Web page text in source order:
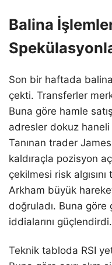
Balina
Son bir haftada
çekti. Transferler
Buna göre hamle satış
adresler dokuz haneli
Tanınan trader
kaldıraçla pozisyon
çekilmesi risk
Arkham büyük
doğruladı. Buna
iddialarını güçlendirdi.
Teknik tabloda RSI